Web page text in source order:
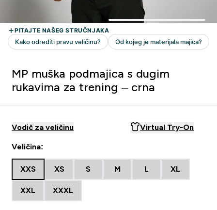
MP muška podmajica s dugim
rukavima za trening – crna
Vodič za veličinu Virtual Try-On
Veličina:
XXS XS S M L XL
XXL XXXL